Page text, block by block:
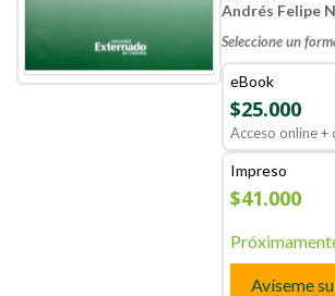
Andrés Felipe
Seleccione un
eBook
$25.000
Acceso online +
Impreso
$41.000
Avíseme